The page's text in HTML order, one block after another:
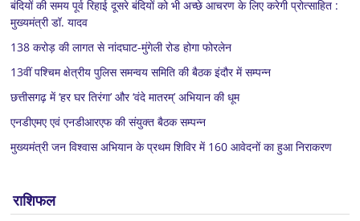
बंदियों की समय पूर्व रिहाई दूसरे बंदियों को भी अच्छे आचरण के लिए करेगी प्रोत्साहित :
मुख्यमंत्री डॉ. यादव
138 करोड़ की लागत से नांदघाट-मुंगेली रोड होगा फोरलेन
13वीं पश्चिम क्षेत्रीय पुलिस समन्वय समिति की बैठक इंदौर में सम्पन्न
छत्तीसगढ़ में ‘हर घर तिरंगा’ और ‘वंदे मातरम्’ अभियान की धूम
एनडीएमए एवं एनडीआरएफ की संयुक्त बैठक सम्पन्न
मुख्यमंत्री जन विश्वास अभियान के प्रथम शिविर में 160 आवेदनों का हुआ निराकरण
राशिफल